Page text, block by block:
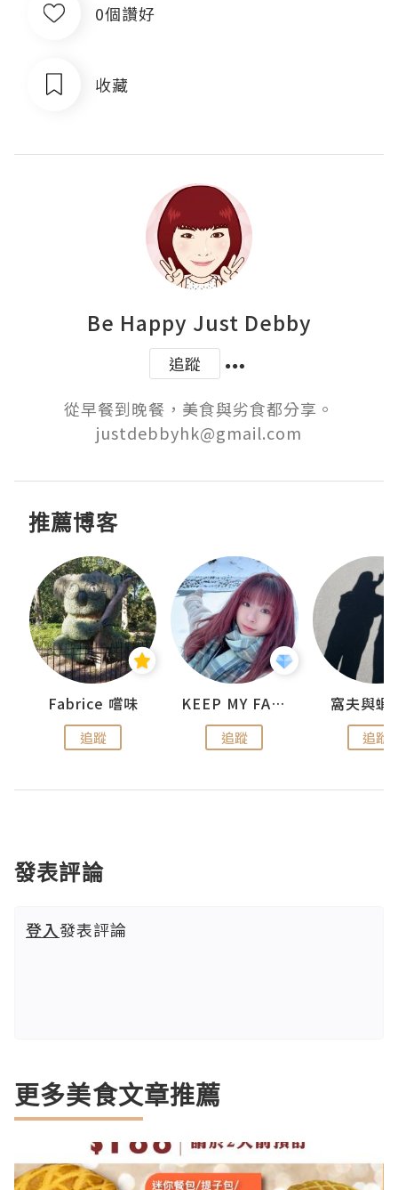
0個讚好
收藏
Be Happy Just Debby
追蹤
從早餐到晚餐，美食與劣食都分享。
justdebbyhk@gmail.com
推薦博客
Fabrice 嚐味
追蹤
KEEP MY FAITH
追蹤
窩夫與蝦
追蹤
發表評論
登入發表評論
更多美食文章推薦